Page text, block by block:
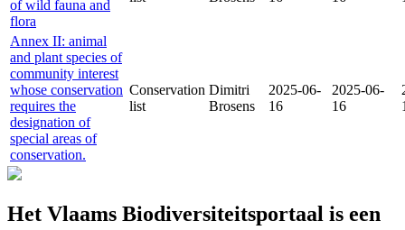
of wild fauna and
flora
Annex II: animal
and plant species of
community interest
whose conservation
requires the
designation of
special areas of
conservation.
Conservation
list
Dimitri
Brosens
2025-06-
16
2025-06-
16
Het Vlaams Biodiversiteitsportaal is een